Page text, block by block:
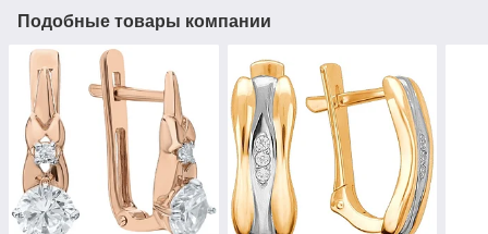
Подобные товары компании